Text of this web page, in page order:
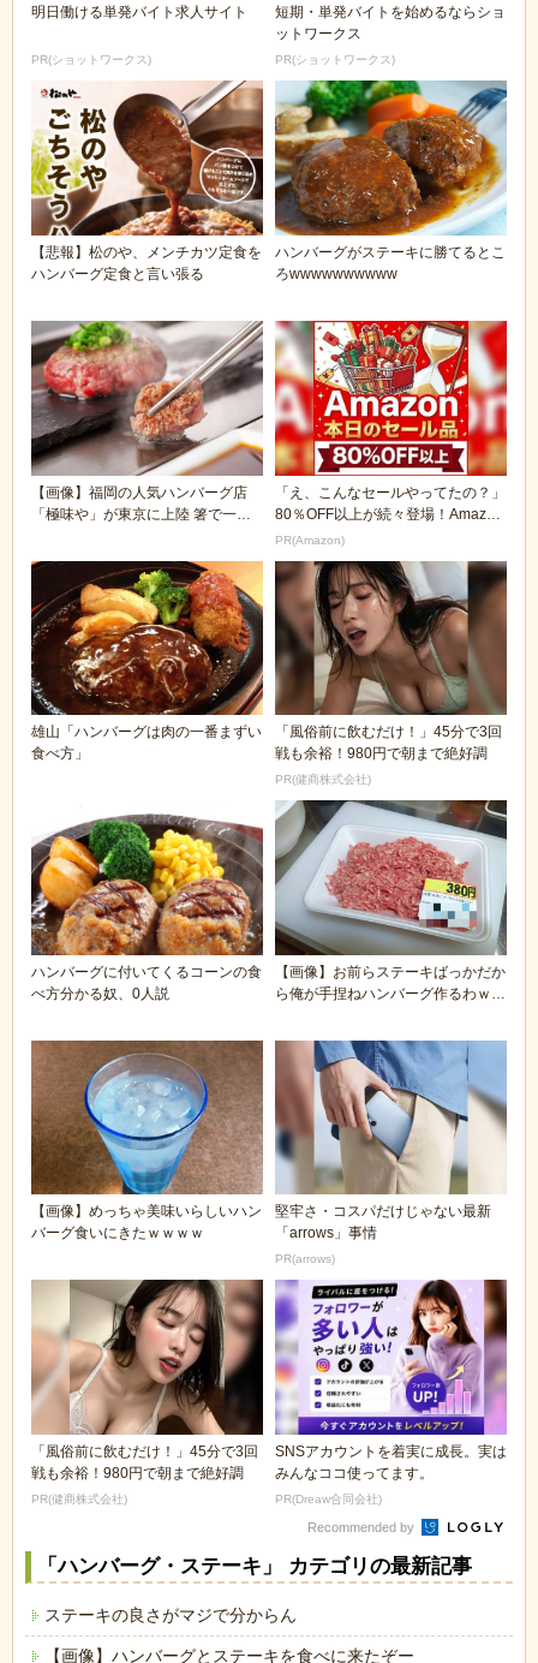
明日働ける単発バイト求人サイト
PR(ショットワークス)
短期・単発バイトを始めるならショ
ットワークス
PR(ショットワークス)
【悲報】松のや、メンチカツ定食を
ハンバーグ定食と言い張る
ハンバーグがステーキに勝てるとこ
ろwwwwwwwwww
【画像】福岡の人気ハンバーグ店
「極味や」が東京に上陸 箸で一口
「え、こんなセールやってたの？」
80％OFF以上が続々登場！Amazon
の本気が...
PR(Amazon)
雄山「ハンバーグは肉の一番まずい
食べ方」
「風俗前に飲むだけ！」45分で3回
戦も余裕！980円で朝まで絶好調
PR(健商株式会社)
ハンバーグに付いてくるコーンの食
べ方分かる奴、0人説
【画像】お前らステーキばっかだか
ら俺が手捏ねハンバーグ作るわｗｗ
【画像】めっちゃ美味いらしいハン
バーグ食いにきたｗｗｗｗ
堅牢さ・コスパだけじゃない最新
「arrows」事情
PR(arrows)
「風俗前に飲むだけ！」45分で3回
戦も余裕！980円で朝まで絶好調
PR(健商株式会社)
SNSアカウントを着実に成長。実は
みんなココ使ってます。
PR(Dreaw合同会社)
Recommended by
「ハンバーグ・ステーキ」 カテゴリの最新記事
ステーキの良さがマジで分からん
【画像】ハンバーグとステーキを食べに来たぞー